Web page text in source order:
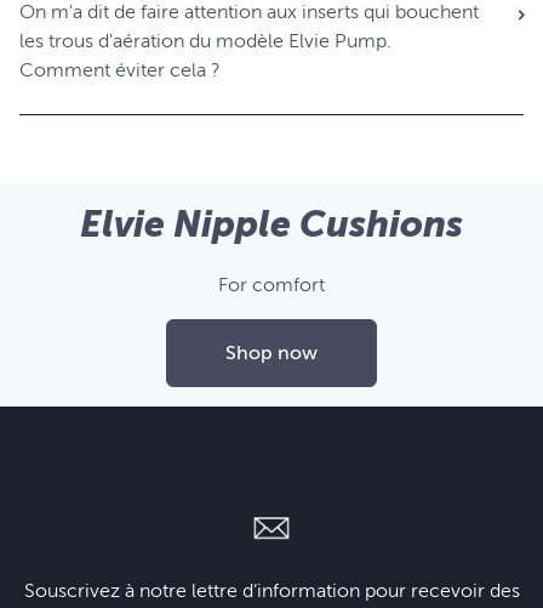
On m'a dit de faire attention aux inserts qui bouchent
les trous d'aération du modèle Elvie Pump.
Comment éviter cela ?
Elvie Nipple Cushions
For comfort
Shop now
Souscrivez à notre lettre d’information pour recevoir des